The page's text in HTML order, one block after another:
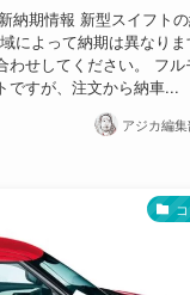
納期情報 新型スイフト
によって納期は異なり
わせしてください。 フル
ですが、注文から納車...
アジカ編